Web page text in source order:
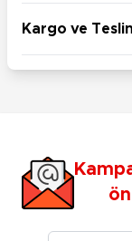
Kargo ve